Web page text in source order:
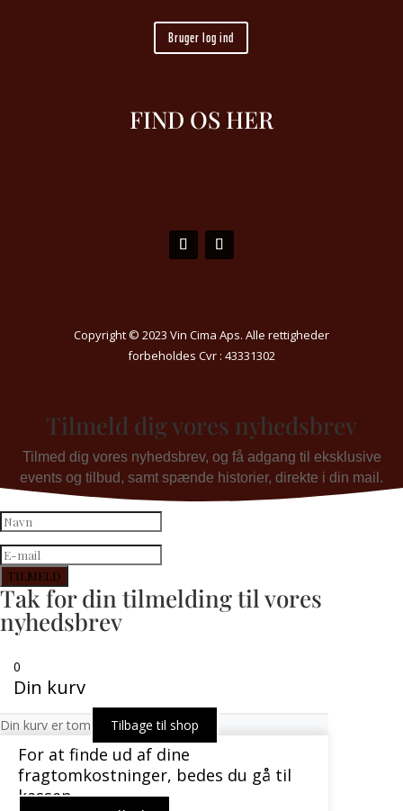
Bruger log ind
FIND OS HER
Copyright © 2023 Vin Cima Aps. Alle rettigheder
forbeholdes Cvr : 43331302
Tilmeld dig vores nyhedsbrev
Tilmed dig vores nyhedsbrev, og få adgang til eksklusive
events og tilbud, samt spænde historier, direkte i din mail.
TILMELD
Tak for din tilmelding til vores
nyhedsbrev
0
Din kurv
Din kurv er tom Tilbage til shop
For at finde ud af dine
fragtomkostninger, bedes du gå til
kassen.